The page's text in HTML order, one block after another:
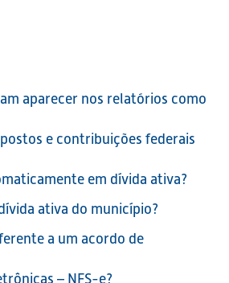
aparecer nos relatórios como
e contribuições federais
em dívida ativa?
ativa do município?
a um acordo de
– NFS-e?